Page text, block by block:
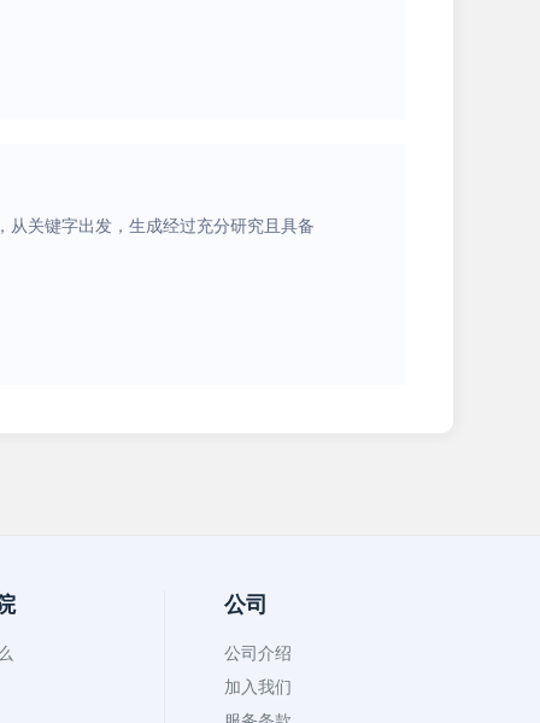
从关键字出发，生成经过充分研究且具备
公司
公司介绍
加入我们